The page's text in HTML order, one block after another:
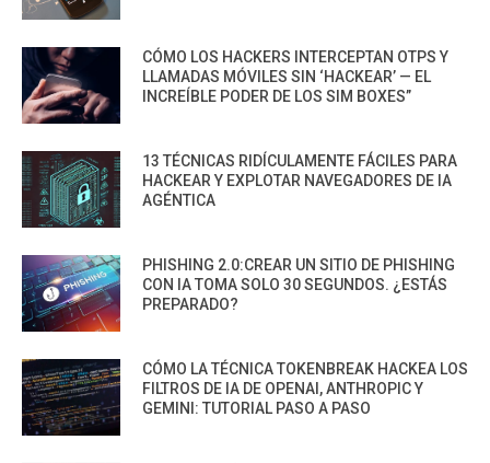
CÓMO LOS HACKERS INTERCEPTAN OTPS Y
LLAMADAS MÓVILES SIN ‘HACKEAR’ — EL
INCREÍBLE PODER DE LOS SIM BOXES”
13 TÉCNICAS RIDÍCULAMENTE FÁCILES PARA
HACKEAR Y EXPLOTAR NAVEGADORES DE IA
AGÉNTICA
PHISHING 2.0:CREAR UN SITIO DE PHISHING
CON IA TOMA SOLO 30 SEGUNDOS. ¿ESTÁS
PREPARADO?
CÓMO LA TÉCNICA TOKENBREAK HACKEA LOS
FILTROS DE IA DE OPENAI, ANTHROPIC Y
GEMINI: TUTORIAL PASO A PASO